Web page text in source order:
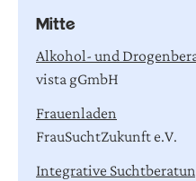
Mitte
Alkohol- und
vista gGmbH
Frauenladen
FrauSuchtZukunft e.V.
Integrative